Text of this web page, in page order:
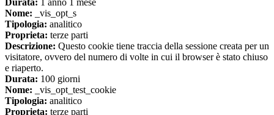
Durata: 1 anno 1 mese
Nome: _vis_opt_s
Tipologia: analitico
Proprieta: terze parti
Descrizione: Questo cookie tiene traccia della sessione creata per un
visitatore, ovvero del numero di volte in cui il browser è stato chiuso
e riaperto.
Durata: 100 giorni
Nome: _vis_opt_test_cookie
Tipologia: analitico
Proprieta: terze parti